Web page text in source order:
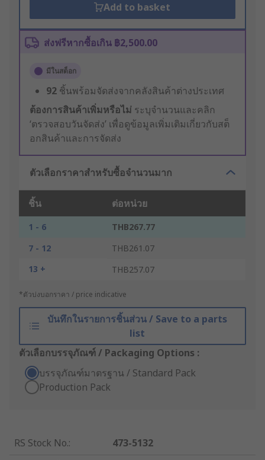
Add to basket
ส่งฟรีหากซื้อเกิน ฿2,500.00
มีในสต็อก
92 ชิ้นพร้อมจัดส่งจากคลังสินค้าต่างประเทศ
ต้องการสินค้าเพิ่มหรือไม่ ระบุจำนวนและคลิก
‘ตรวจสอบวันจัดส่ง’ เพื่อดูข้อมูลเพิ่มเติมเกี่ยวกับสต็
อกสินค้าและการจัดส่ง
ตัวเลือกราคาสำหรับซื้อจำนวนมาก
ชิ้น ต่อหน่วย
1 - 6
THB267.77
7 - 12
THB261.07
13 +
THB257.07
*ตัวบ่งบอกราคา / price indicative
บันทึกในรายการชิ้นส่วน / Save to a parts
list
ตัวเลือกบรรจุภัณฑ์ / Packaging Options :
บรรจุภัณฑ์มาตรฐาน / Standard Pack
Production Pack
RS Stock No.:
473-5132